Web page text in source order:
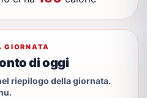
GIORNATA
di oggi
riepilogo della giornata.